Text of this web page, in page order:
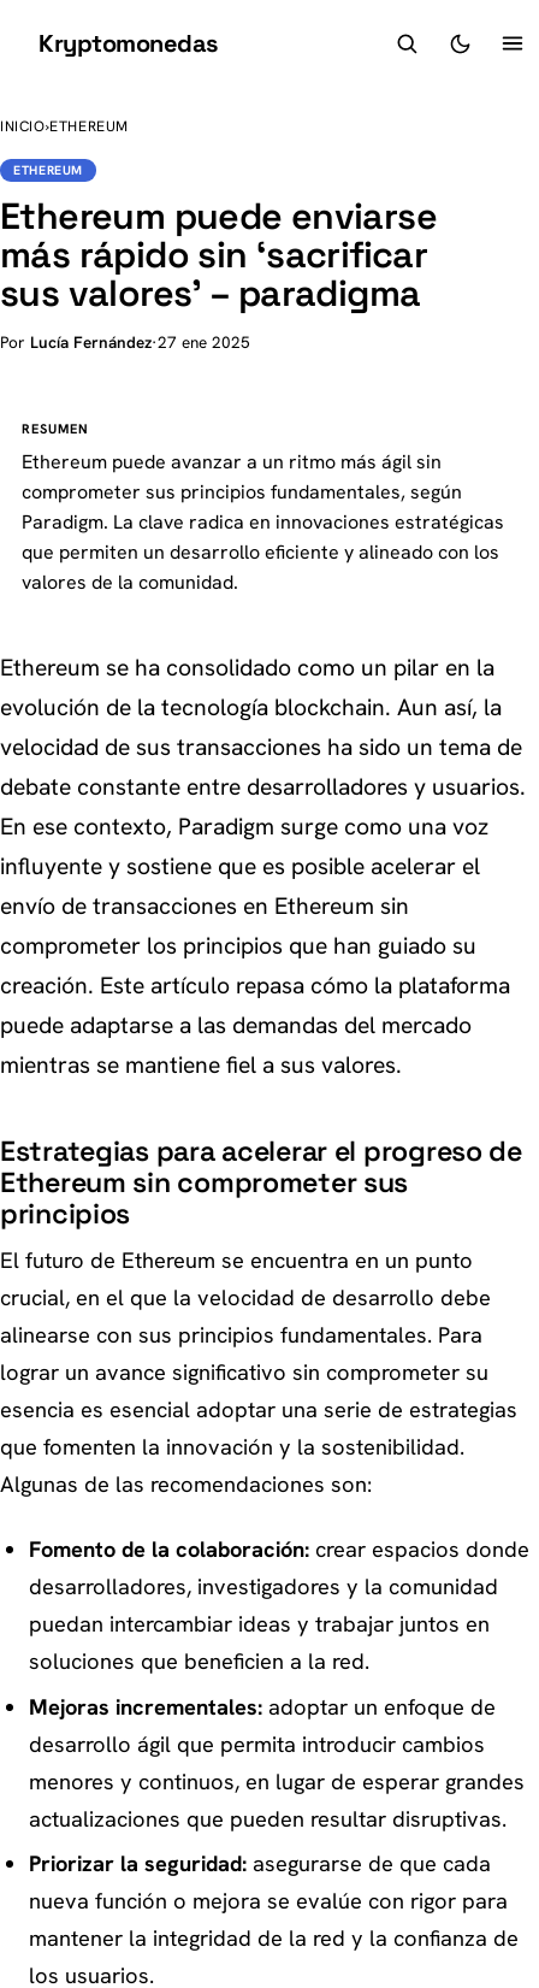
Kryptomonedas
INICIO›ETHEREUM
ETHEREUM
Ethereum puede enviarse
más rápido sin ‘sacrificar
sus valores’ – paradigma
Por Lucía Fernández·27 ene 2025
RESUMEN
Ethereum puede avanzar a un ritmo más ágil sin
comprometer sus principios fundamentales, según
Paradigm. La clave radica en innovaciones estratégicas
que permiten un desarrollo eficiente y alineado con los
valores de la comunidad.
Ethereum se ha consolidado como un pilar en la
evolución de la tecnología blockchain. Aun así, la
velocidad de sus transacciones ha sido un tema de
debate constante entre desarrolladores y usuarios.
En ese contexto, Paradigm surge como una voz
influyente y sostiene que es posible acelerar el
envío de transacciones en Ethereum sin
comprometer los principios que han guiado su
creación. Este artículo repasa cómo la plataforma
puede adaptarse a las demandas del mercado
mientras se mantiene fiel a sus valores.
Estrategias para acelerar el progreso de
Ethereum sin comprometer sus
principios
El futuro de Ethereum se encuentra en un punto
crucial, en el que la velocidad de desarrollo debe
alinearse con sus principios fundamentales. Para
lograr un avance significativo sin comprometer su
esencia es esencial adoptar una serie de estrategias
que fomenten la innovación y la sostenibilidad.
Algunas de las recomendaciones son:
Fomento de la colaboración:crear espacios donde
desarrolladores, investigadores y la comunidad
puedan intercambiar ideas y trabajar juntos en
soluciones que beneficien a la red.
Mejoras incrementales:adoptar un enfoque de
desarrollo ágil que permita introducir cambios
menores y continuos, en lugar de esperar grandes
actualizaciones que pueden resultar disruptivas.
Priorizar la seguridad:asegurarse de que cada
nueva función o mejora se evalúe con rigor para
mantener la integridad de la red y la confianza de
los usuarios.